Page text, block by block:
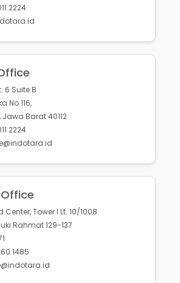
2224
6 Suite B
No.116,
Barat 40112
2224
Tower I Lt. 10/1008
Rahmat 129-137
1485